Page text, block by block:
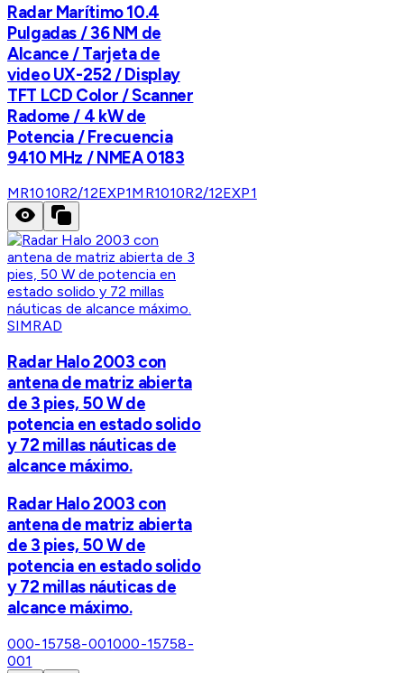
Radar Marítimo 10.4
Pulgadas / 36 NM de
Alcance / Tarjeta de
video UX-252 / Display
TFT LCD Color / Scanner
Radome / 4 kW de
Potencia / Frecuencia
9410 MHz / NMEA 0183
MR1010R2/12EXP1MR1010R2/12EXP1
SIMRAD
Radar Halo 2003 con
antena de matriz abierta
de 3 pies, 50 W de
potencia en estado solido
y 72 millas náuticas de
alcance máximo.
Radar Halo 2003 con
antena de matriz abierta
de 3 pies, 50 W de
potencia en estado solido
y 72 millas náuticas de
alcance máximo.
000-15758-001000-15758-
001